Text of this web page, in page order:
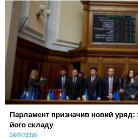
Парламент призначив новий уряд:
його складу
24/07/2026